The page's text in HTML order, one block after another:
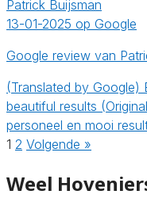
Patrick Buijsman
13-01-2025 op Google
Google review van
(Translated by
beautiful results
personeel en mooi
1 2 Volgende »
Weel